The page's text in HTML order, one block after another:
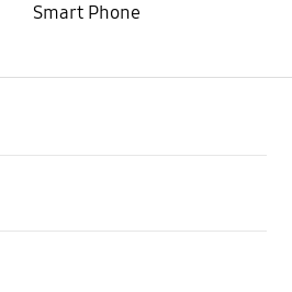
Smart Phone